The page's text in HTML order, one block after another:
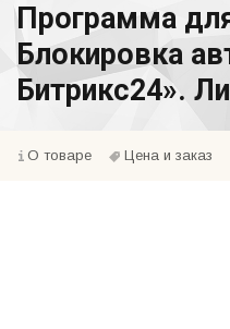
Программа
Блокировка
Битрикс24».
О товаре Цена и заказ